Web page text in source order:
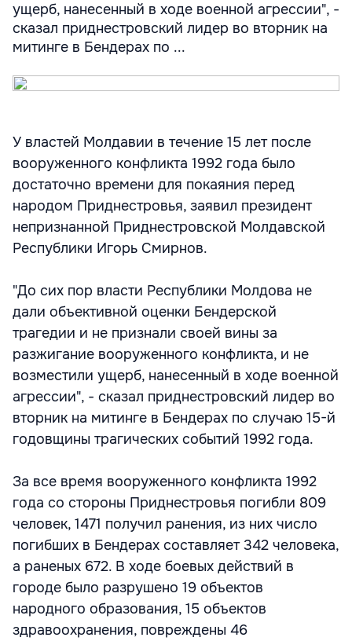
ущерб, нанесенный в ходе военной агрессии", -
сказал приднестровский лидер во вторник на
митинге в Бендерах по ...
У властей Молдавии в течение 15 лет после
вооруженного конфликта 1992 года было
достаточно времени для покаяния перед
народом Приднестровья, заявил президент
непризнанной Приднестровской Молдавской
Республики Игорь Смирнов.
"До сих пор власти Республики Молдова не
дали объективной оценки Бендерской
трагедии и не признали своей вины за
разжигание вооруженного конфликта, и не
возместили ущерб, нанесенный в ходе военной
агрессии", - сказал приднестровский лидер во
вторник на митинге в Бендерах по случаю 15-й
годовщины трагических событий 1992 года.
За все время вооруженного конфликта 1992
года со стороны Приднестровья погибли 809
человек, 1471 получил ранения, из них число
погибших в Бендерах составляет 342 человека,
а раненых 672. В ходе боевых действий в
городе было разрушено 19 объектов
народного образования, 15 объектов
здравоохранения, повреждены 46